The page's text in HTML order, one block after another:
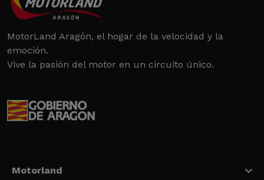
MotorLand Aragón, el hogar de la velocidad y la
emoción.
Vive la pasión del motor en un circuito único.
Motorland